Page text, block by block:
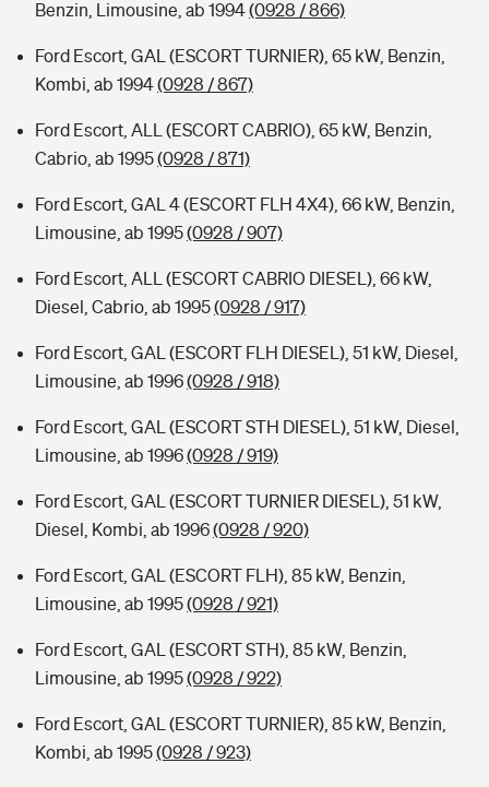
Benzin, Limousine, ab 1994(0928 / 866)
Ford Escort, GAL (ESCORT TURNIER), 65 kW, Benzin,
Kombi, ab 1994(0928 / 867)
Ford Escort, ALL (ESCORT CABRIO), 65 kW, Benzin,
Cabrio, ab 1995(0928 / 871)
Ford Escort, GAL 4 (ESCORT FLH 4X4), 66 kW, Benzin,
Limousine, ab 1995(0928 / 907)
Ford Escort, ALL (ESCORT CABRIO DIESEL), 66 kW,
Diesel, Cabrio, ab 1995(0928 / 917)
Ford Escort, GAL (ESCORT FLH DIESEL), 51 kW, Diesel,
Limousine, ab 1996(0928 / 918)
Ford Escort, GAL (ESCORT STH DIESEL), 51 kW, Diesel,
Limousine, ab 1996(0928 / 919)
Ford Escort, GAL (ESCORT TURNIER DIESEL), 51 kW,
Diesel, Kombi, ab 1996(0928 / 920)
Ford Escort, GAL (ESCORT FLH), 85 kW, Benzin,
Limousine, ab 1995(0928 / 921)
Ford Escort, GAL (ESCORT STH), 85 kW, Benzin,
Limousine, ab 1995(0928 / 922)
Ford Escort, GAL (ESCORT TURNIER), 85 kW, Benzin,
Kombi, ab 1995(0928 / 923)